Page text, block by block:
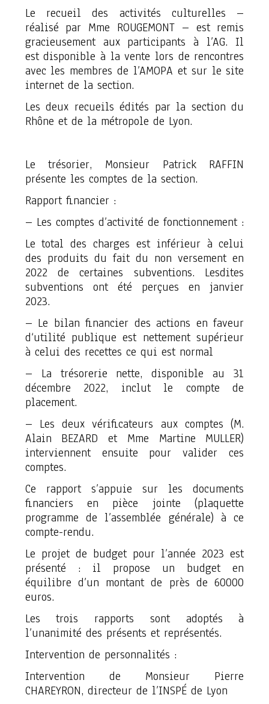
Le recueil des activités culturelles –
réalisé par Mme ROUGEMONT – est remis
gracieusement aux participants à l’AG. Il
est disponible à la vente lors de rencontres
avec les membres de l’AMOPA et sur le site
internet de la section.
Les deux recueils édités par la section du
Rhône et de la métropole de Lyon.
Le trésorier, Monsieur Patrick RAFFIN
présente les comptes de la section.
Rapport financier :
– Les comptes d’activité de fonctionnement :
Le total des charges est inférieur à celui
des produits du fait du non versement en
2022 de certaines subventions. Lesdites
subventions ont été perçues en janvier
2023.
– Le bilan financier des actions en faveur
d‘utilité publique est nettement supérieur
à celui des recettes ce qui est normal
– La trésorerie nette, disponible au 31
décembre 2022, inclut le compte de
placement.
– Les deux vérificateurs aux comptes (M.
Alain BEZARD et Mme Martine MULLER)
interviennent ensuite pour valider ces
comptes.
Ce rapport s’appuie sur les documents
financiers en pièce jointe (plaquette
programme de l’assemblée générale) à ce
compte-rendu.
Le projet de budget pour l’année 2023 est
présenté : il propose un budget en
équilibre d’un montant de près de 60000
euros.
Les trois rapports sont adoptés à
l’unanimité des présents et représentés.
Intervention de personnalités :
Intervention de Monsieur Pierre
CHAREYRON, directeur de l’INSPÉ de Lyon